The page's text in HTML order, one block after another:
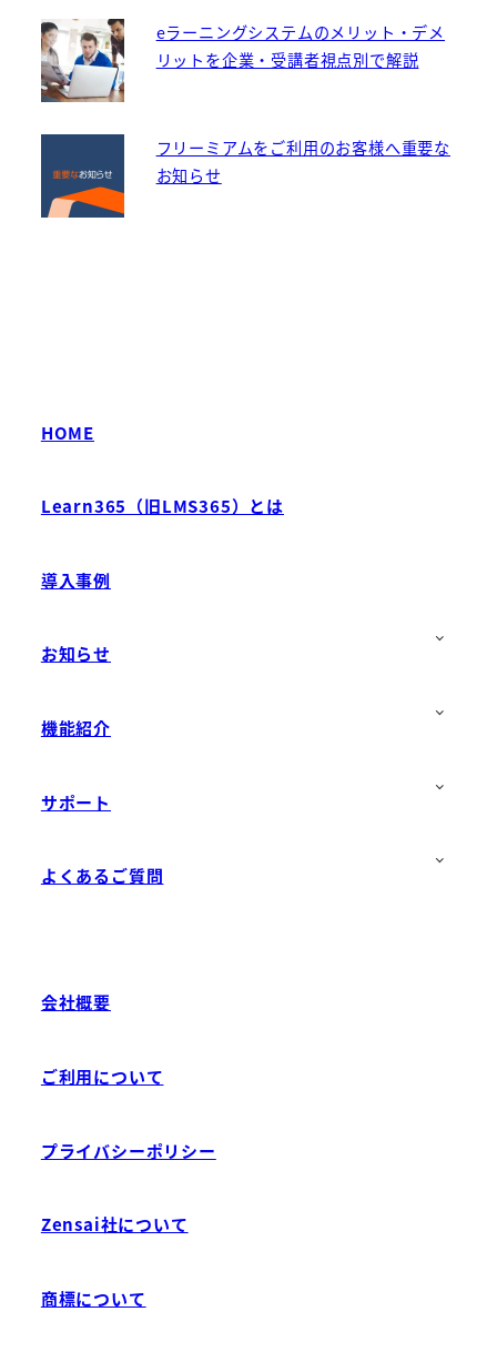
eラーニングシステムのメリット・デメ
リットを企業・受講者視点別で解説
フリーミアムをご利用のお客様へ重要な
お知らせ
HOME
Learn365（旧LMS365）とは
導入事例
お知らせ
機能紹介
サポート
よくあるご質問
会社概要
ご利用について
プライバシーポリシー
Zensai社について
商標について